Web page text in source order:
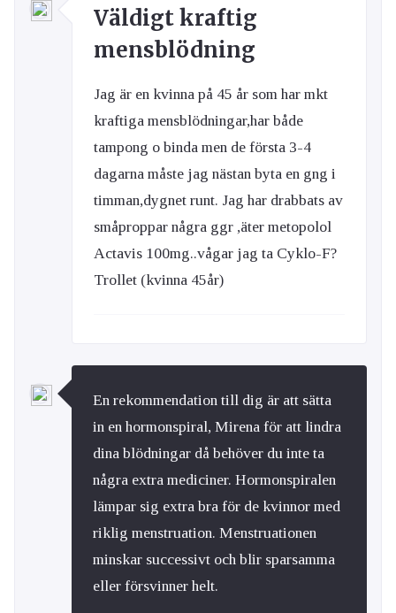
Väldigt kraftig
mensblödning
Jag är en kvinna på 45 år som har mkt
kraftiga mensblödningar,har både
tampong o binda men de första 3-4
dagarna måste jag nästan byta en gng i
timman,dygnet runt. Jag har drabbats av
småproppar några ggr ,äter metopolol
Actavis 100mg..vågar jag ta Cyklo-F?
Trollet (kvinna 45år)
En rekommendation till dig är att sätta
in en hormonspiral, Mirena för att lindra
dina blödningar då behöver du inte ta
några extra mediciner. Hormonspiralen
lämpar sig extra bra för de kvinnor med
riklig menstruation. Menstruationen
minskar successivt och blir sparsamma
eller försvinner helt.